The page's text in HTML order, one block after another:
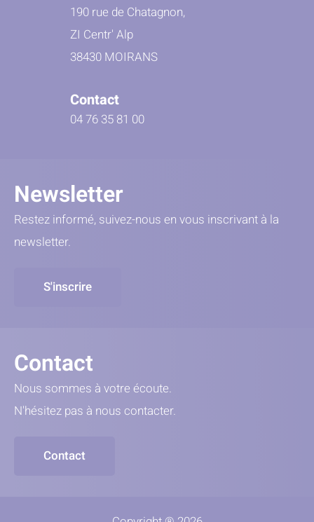
190 rue de Chatagnon,
ZI Centr' Alp
38430 MOIRANS
Contact
04 76 35 81 00
Newsletter
Restez informé, suivez-nous en vous inscrivant à la
newsletter.
S'inscrire
Contact
Nous sommes à votre écoute.
N'hésitez pas à nous contacter.
Contact